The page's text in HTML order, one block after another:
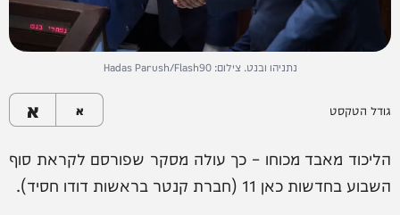
נתניהו ובנט. צילום: Hadas Parush/Flash90
גודל הטקסט א א
הליכוד מאבד מכוחו – כך עולה מסקר שפורסם לקראת סוף
השבוע בחדשות כאן 11 (חברת קנטר בראשות דודו חסיד).